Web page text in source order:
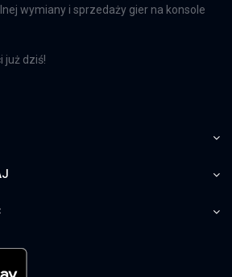
Simulator 25
FC 24
wymiany i sprzedaży gier na konsole
już dziś!